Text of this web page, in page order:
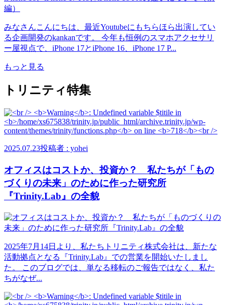
みなさんこんにちは、最近Youtubeにもちらほら出演してい
る企画開発のkankanです。 今年も恒例のスマホアクセサリ
ー屋視点で、iPhone 17とiPhone 16、iPhone 17 P...
もっと見る
トリニティ特集
2025.07.23投稿者 : yohei
オフィスはコストか、投資か？ 私たちが「もの
づくりの未来」のために作った研究所
『Trinity.Lab』の全貌
2025年7月14日より、私たちトリニティ株式会社は、新たな
活動拠点となる『Trinity.Lab』での営業を開始いたしまし
た。 このブログでは、単なる移転のご報告ではなく、私た
ちがなぜ...